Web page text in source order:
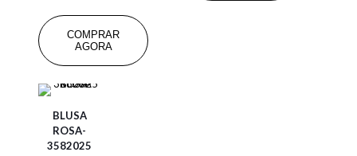
COMPRAR
AGORA
BLUSA
ROSA-
3582025